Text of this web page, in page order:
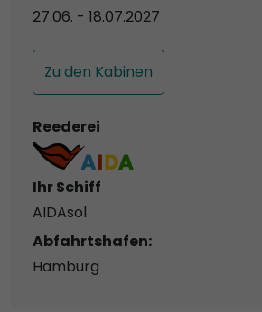
27.06. - 18.07.2027
Zu den Kabinen
Reederei
Ihr Schiff
AIDAsol
Abfahrtshafen:
Hamburg